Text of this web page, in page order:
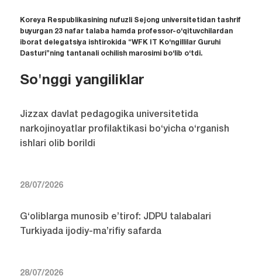
Koreya Respublikasining nufuzli Sejong universitetidan tashrif
buyurgan 23 nafar talaba hamda professor-o‘qituvchilardan
iborat delegatsiya ishtirokida “WFK IT Ko‘ngillilar Guruhi
Dasturi”ning tantanali ochilish marosimi bo‘lib o‘tdi.
So'nggi yangiliklar
Jizzax davlat pedagogika universitetida
narkojinoyatlar profilaktikasi bo‘yicha o‘rganish
ishlari olib borildi
28/07/2026
G‘oliblarga munosib e’tirof: JDPU talabalari
Turkiyada ijodiy-ma’rifiy safarda
28/07/2026